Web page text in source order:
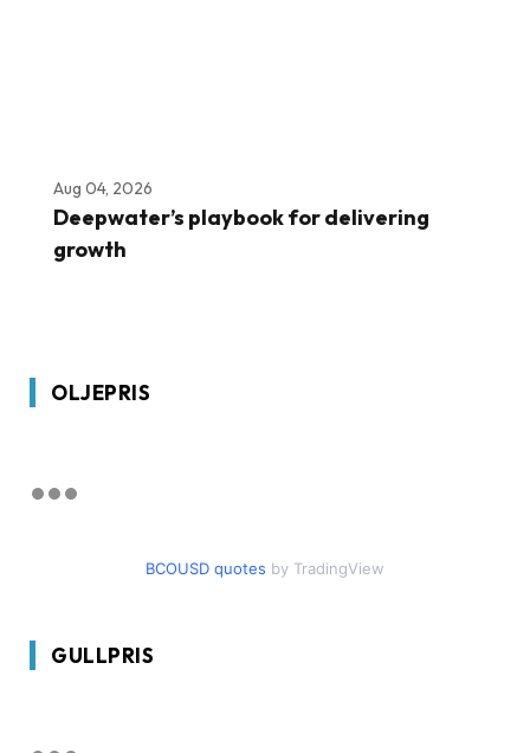
Aug 04, 2026
Deepwater’s playbook for delivering
growth
OLJEPRIS
BCOUSD quotes by TradingView
GULLPRIS